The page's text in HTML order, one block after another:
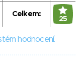
Celkem:
25
hodnocení.